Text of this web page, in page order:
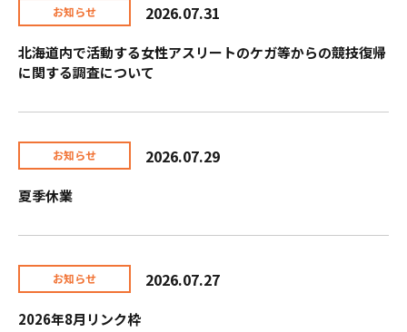
お知らせ 2026.07.31
北海道内で活動する女性アスリートのケガ等からの競技復帰
に関する調査について
お知らせ 2026.07.29
夏季休業
お知らせ 2026.07.27
2026年8月リンク枠